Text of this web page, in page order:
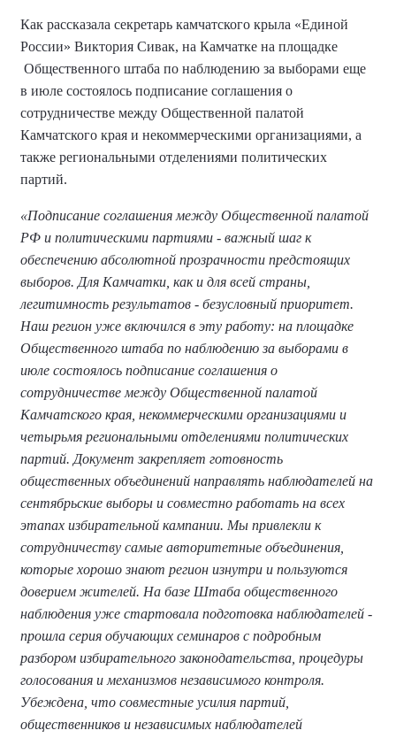
Как рассказала секретарь камчатского крыла «Единой
России» Виктория Сивак, на Камчатке на площадке
Общественного штаба по наблюдению за выборами еще
в июле состоялось подписание соглашения о
сотрудничестве между Общественной палатой
Камчатского края и некоммерческими организациями, а
также региональными отделениями политических
партий.
«Подписание соглашения между Общественной палатой
РФ и политическими партиями - важный шаг к
обеспечению абсолютной прозрачности предстоящих
выборов. Для Камчатки, как и для всей страны,
легитимность результатов - безусловный приоритет.
Наш регион уже включился в эту работу: на площадке
Общественного штаба по наблюдению за выборами в
июле состоялось подписание соглашения о
сотрудничестве между Общественной палатой
Камчатского края, некоммерческими организациями и
четырьмя региональными отделениями политических
партий. Документ закрепляет готовность
общественных объединений направлять наблюдателей на
сентябрьские выборы и совместно работать на всех
этапах избирательной кампании. Мы привлекли к
сотрудничеству самые авторитетные объединения,
которые хорошо знают регион изнутри и пользуются
доверием жителей. На базе Штаба общественного
наблюдения уже стартовала подготовка наблюдателей -
прошла серия обучающих семинаров с подробным
разбором избирательного законодательства, процедуры
голосования и механизмов независимого контроля.
Убеждена, что совместные усилия партий,
общественников и независимых наблюдателей